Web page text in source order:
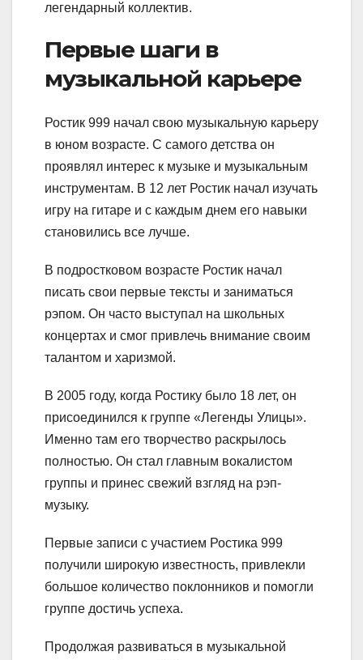
легендарный коллектив.
Первые шаги в
музыкальной карьере
Ростик 999 начал свою музыкальную карьеру
в юном возрасте. С самого детства он
проявлял интерес к музыке и музыкальным
инструментам. В 12 лет Ростик начал изучать
игру на гитаре и с каждым днем его навыки
становились все лучше.
В подростковом возрасте Ростик начал
писать свои первые тексты и заниматься
рэпом. Он часто выступал на школьных
концертах и смог привлечь внимание своим
талантом и харизмой.
В 2005 году, когда Ростику было 18 лет, он
присоединился к группе «Легенды Улицы».
Именно там его творчество раскрылось
полностью. Он стал главным вокалистом
группы и принес свежий взгляд на рэп-
музыку.
Первые записи с участием Ростика 999
получили широкую известность, привлекли
большое количество поклонников и помогли
группе достичь успеха.
Продолжая развиваться в музыкальной